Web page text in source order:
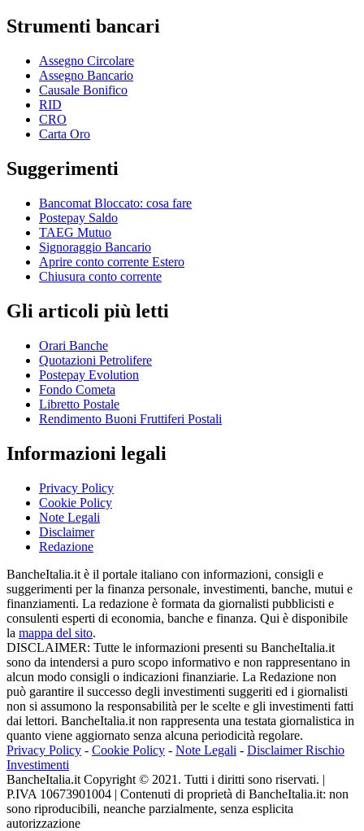
Strumenti bancari
Assegno Circolare
Assegno Bancario
Causale Bonifico
RID
CRO
Carta Oro
Suggerimenti
Bancomat Bloccato: cosa fare
Postepay Saldo
TAEG Mutuo
Signoraggio Bancario
Aprire conto corrente Estero
Chiusura conto corrente
Gli articoli più letti
Orari Banche
Quotazioni Petrolifere
Postepay Evolution
Fondo Cometa
Libretto Postale
Rendimento Buoni Fruttiferi Postali
Informazioni legali
Privacy Policy
Cookie Policy
Note Legali
Disclaimer
Redazione
BancheItalia.it è il portale italiano con informazioni, consigli e
suggerimenti per la finanza personale, investimenti, banche, mutui e
finanziamenti. La redazione è formata da giornalisti pubblicisti e
consulenti esperti di economia, banche e finanza. Qui è disponibile
la mappa del sito.
DISCLAIMER: Tutte le informazioni presenti su BancheItalia.it
sono da intendersi a puro scopo informativo e non rappresentano in
alcun modo consigli o indicazioni finanziarie. La Redazione non
può garantire il successo degli investimenti suggeriti ed i giornalisti
non si assumono la responsabilità per le scelte e gli investimenti fatti
dai lettori. BancheItalia.it non rappresenta una testata giornalistica in
quanto viene aggiornato senza alcuna periodicità regolare.
Privacy Policy - Cookie Policy - Note Legali - Disclaimer Rischio
Investimenti
BancheItalia.it Copyright © 2021. Tutti i diritti sono riservati. |
P.IVA 10673901004 | Contenuti di proprietà di BancheItalia.it: non
sono riproducibili, neanche parzialmente, senza esplicita
autorizzazione